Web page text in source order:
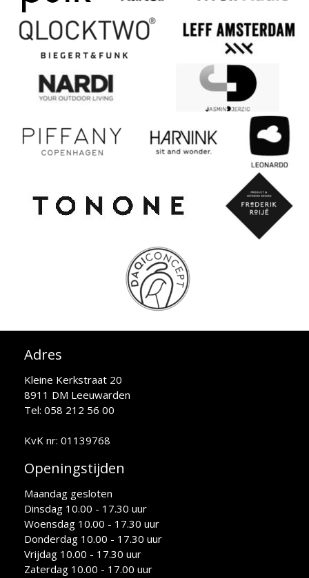
Adres
Kleine Kerkstraat 20
8911 DM Leeuwarden
Tel: 058 212 56 00
KvK nr: 01139768
Openingstijden
Maandag gesloten
Dinsdag 10.00 - 17.30 uur
Woensdag 10.00 - 17.30 uur
Donderdag 10.00 - 17.30 uur
Vrijdag 10.00 - 17.30 uur
Zaterdag 10.00 - 17.00 uur